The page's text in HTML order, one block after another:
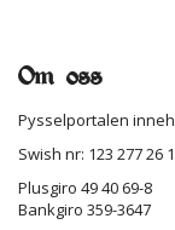
Om oss
Pysselportalen
Swish nr: 123 277 26
Plusgiro 49 40 69-8
Bankgiro 359-3647